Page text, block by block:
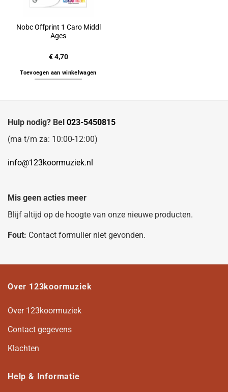
Nobc Offprint 1 Caro Middl
Ages
€4,70
Toevoegen aan winkelwagen
Hulp nodig? Bel 023-5450815
(ma t/m za: 10:00-12:00)
info@123koormuziek.nl
Mis geen acties meer
Blijf altijd op de hoogte van onze nieuwe producten.
Fout: Contact formulier niet gevonden.
Over 123koormuziek
Over 123koormuziek
Contact gegevens
Klachten
Help & Informatie